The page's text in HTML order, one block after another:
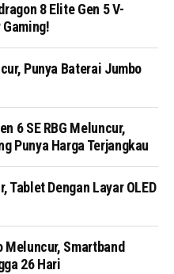
8 Elite Gen 5 V-
Punya Baterai Jumbo
6 SE RBG Meluncur,
Punya Harga Terjangkau
Tablet Dengan Layar OLED
Meluncur, Smartband
26 Hari